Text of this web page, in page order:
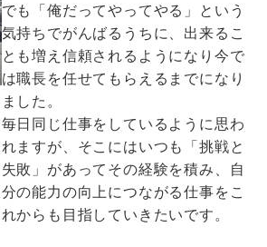
でも「俺だってやってやる」という
気持ちでがんばるうちに、出来るこ
とも増え信頼されるようになり今で
は職長を任せてもらえるまでになり
ました。
毎日同じ仕事をしているように思わ
れますが、そこにはいつも「挑戦と
失敗」があってその経験を積み、自
分の能力の向上につながる仕事をこ
れからも目指していきたいです。